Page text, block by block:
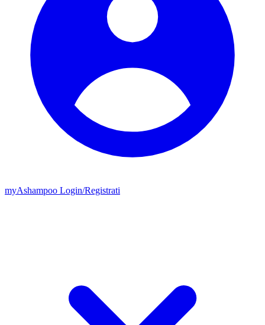
myAshampoo Login/Registrati